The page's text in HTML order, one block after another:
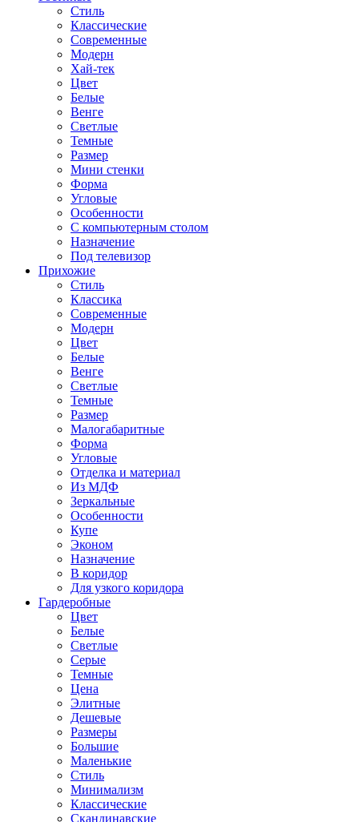
Стиль
Классические
Современные
Модерн
Хай-тек
Цвет
Белые
Венге
Светлые
Темные
Размер
Мини стенки
Форма
Угловые
Особенности
С компьютерным столом
Назначение
Под телевизор
Прихожие
Стиль
Классика
Современные
Модерн
Цвет
Белые
Венге
Светлые
Темные
Размер
Малогабаритные
Форма
Угловые
Отделка и материал
Из МДФ
Зеркальные
Особенности
Купе
Эконом
Назначение
В коридор
Для узкого коридора
Гардеробные
Цвет
Белые
Светлые
Серые
Темные
Цена
Элитные
Дешевые
Размеры
Большие
Маленькие
Стиль
Минимализм
Классические
Скандинавские